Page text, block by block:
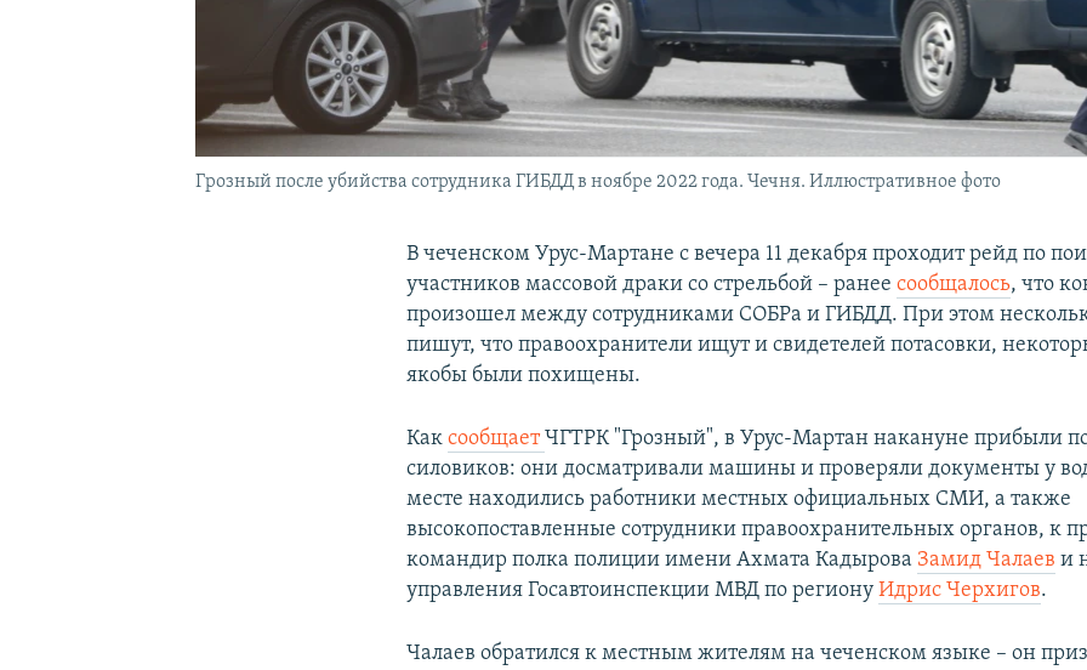
Грозный после убийства сотрудника ГИБДД в ноябре 2022 года. Чечня. Иллюстративное фото
В чеченском Урус-Мартане с вечера 11 декабря проходит рейд по
участников массовой драки со стрельбой – ранеесообщалось, что
произошел между сотрудниками СОБРа и ГИБДД. При этом
пишут, что правоохранители ищут и свидетелей потасовки,
якобы были похищены.
КаксообщаетЧГТРК "Грозный", в Урус-Мартан накануне прибыли
силовиков: они досматривали машины и проверяли документы у
месте находились работники местных официальных СМИ, а также
высокопоставленные сотрудники правоохранительных органов, к
командир полка полиции имени Ахмата Кадырова Замид Чалаев и
управления Госавтоинспекции МВД по регионуИдрис Черхигов.
Чалаев обратился к местным жителям на чеченском языке – он